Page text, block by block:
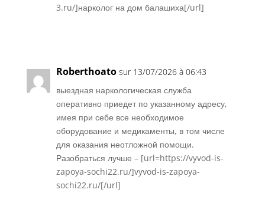
3.ru/]нарколог на дом балашиха[/url]
Roberthoato sur 13/07/2026 à 06:43
выездная наркологическая служба
оперативно приедет по указанному адресу,
имея при себе все необходимое
оборудование и медикаменты, в том числе
для оказания неотложной помощи.
Разобраться лучше – [url=https://vyvod-is-
zapoya-sochi22.ru/]vyvod-is-zapoya-
sochi22.ru/[/url]